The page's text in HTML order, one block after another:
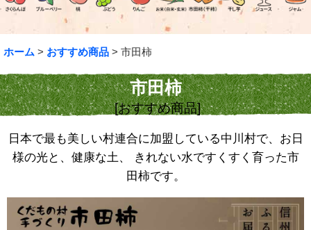
ホーム > おすすめ商品 > 市田柿
市田柿
[おすすめ商品]
日本で最も美しい村連合に加盟している中川村で、お日
様の光と、健康な土、 きれない水ですくすく育った市
田柿です。